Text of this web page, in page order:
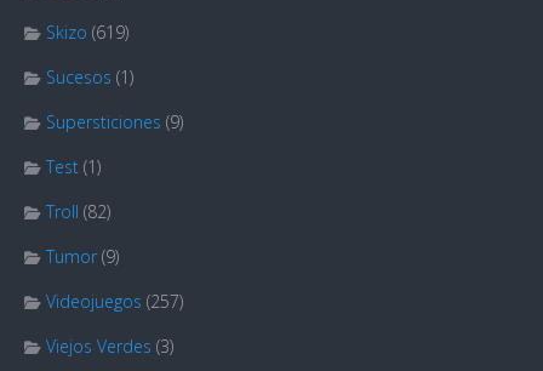
Skizo (619)
Sucesos (1)
Supersticiones (9)
Test (1)
Troll (82)
Tumor (9)
Videojuegos (257)
Viejos Verdes (3)